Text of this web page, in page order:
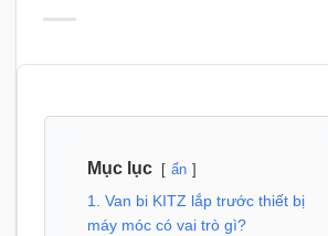
Mục lục ẩn
1. Van bi KITZ lắp trước thiết bị
máy móc có vai trò gì?